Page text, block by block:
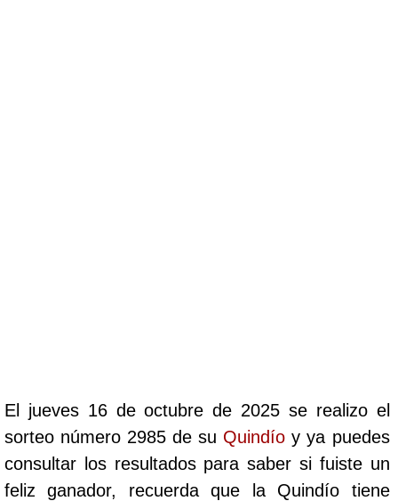
Cafeterito Noche
Caribeña Día
El jueves 16 de octubre de 2025 se realizo el
sorteo número 2985 de su Quindío y ya puedes
consultar los resultados para saber si fuiste un
feliz ganador, recuerda que la Quindío tiene